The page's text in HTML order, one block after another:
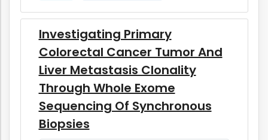
Investigating Primary
Colorectal Cancer Tumor And
Liver Metastasis Clonality
Through Whole Exome
Sequencing Of Synchronous
Biopsies